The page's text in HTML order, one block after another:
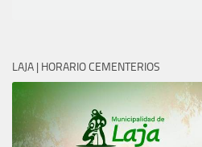
LAJA | HORARIO CEMENTERIOS